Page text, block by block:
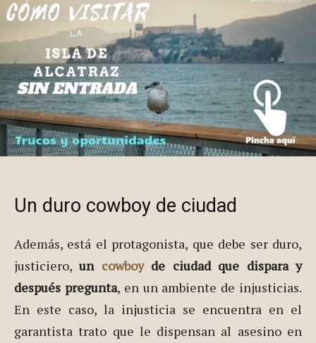
Un duro cowboy de ciudad
Además, está el protagonista, que debe ser duro,
justiciero,un cowboyde ciudad que dispara y
después pregunta, en un ambiente de injusticias.
En este caso, la injusticia se encuentra en el
garantista trato que le dispensan al asesino en